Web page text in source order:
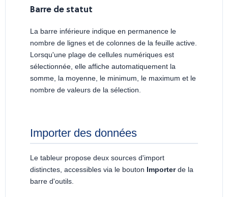
Barre de statut
La barre inférieure indique en permanence le
nombre de lignes et de colonnes de la feuille active.
Lorsqu'une plage de cellules numériques est
sélectionnée, elle affiche automatiquement la
somme, la moyenne, le minimum, le maximum et le
nombre de valeurs de la sélection.
Importer des données
Le tableur propose deux sources d'import
distinctes, accessibles via le bouton Importerde la
barre d'outils.